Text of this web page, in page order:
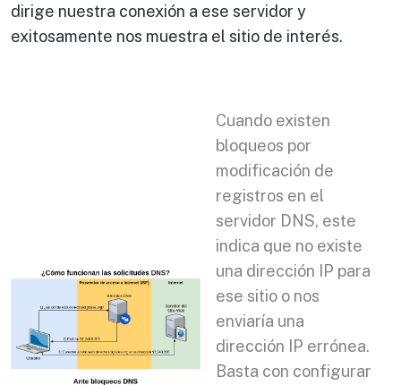
dirige nuestra conexión a ese servidor y
exitosamente nos muestra el sitio de interés.
Cuando existen
bloqueos por
modificación de
registros en el
servidor DNS, este
indica que no existe
una dirección IP para
ese sitio o nos
enviaría una
dirección IP errónea.
Basta con configurar